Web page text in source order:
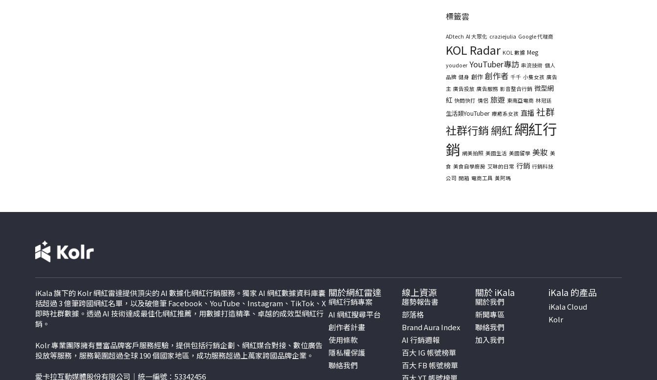
標籤雲
ADtech AI 大眾化 craziejulia Google 代理商
KOL Radar KOL 數據 Meg
youdoer YouTuber專訪 串流技術 個人
品牌 健身 創作 創作者 千千 小隻女孩 廣告
主 廣告投放 廣告服務 影音整合行銷 微型網
紅 快問快打 情侶 旅遊 東南亞電商 林冠廷
生活類YouTuber 療癒系女孩 直播 社群
社群行銷網紅網紅行
銷 網美拍照 美國生活 美國留學 美妝 美
食 美食自學廚房 艾琳的日常 行銷 行銷科技
公司 開箱 電商工具 黃阿瑪
iKala 旗下的 Kolr 網紅雷達提供頂尖的 AI 數據化網紅行銷服務。獨家 AI 網紅數據資料庫囊
括超過 3 億筆跨國網紅名單，以及破億筆 Facebook、YouTube、Instagram、TikTok、 X
即時社群數據。透過 AI 技術達成最佳化網紅推薦，用數據打造精準、卓越的成效型網紅行
銷。
Kolr 專業團隊擁有豐富品牌客戶服務經驗，提供包括行銷企劃、網紅媒合對接、數位廣告
投放等服務，服務範圍超過全球 190 個國家地區，成功服務超過上萬家跨國品牌企業。
愛卡拉互動媒體股份有限公司｜統一編號：53342456
關於網紅雷達
網紅行銷專案
AI 網紅搜尋平台
創作者計畫
使用條款
隱私權保護
聯絡我們
線上資源
趨勢報告書
部落格
Brand Aura Index
AI 行銷週報
百大 IG 帳號榜單
百大 FB 帳號榜單
關於 iKala
關於我們
新聞專區
聯絡我們
加入我們
iKala 的產品
iKala Cloud
Kolr